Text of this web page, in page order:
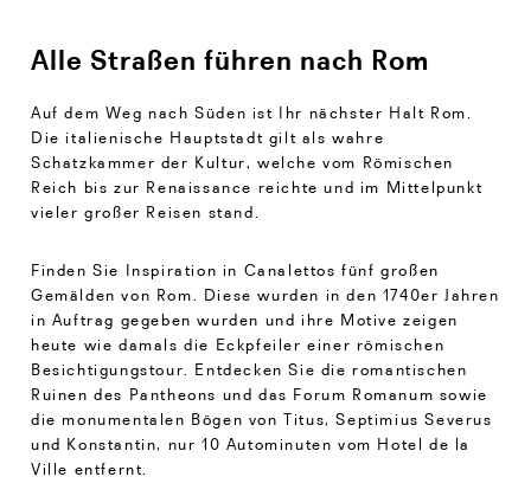
Alle Straßen führen nach Rom
Auf dem Weg nach Süden ist Ihr nächster Halt Rom.
Die italienische Hauptstadt gilt als wahre
Schatzkammer der Kultur, welche vom Römischen
Reich bis zur Renaissance reichte und im Mittelpunkt
vieler großer Reisen stand.
Finden Sie Inspiration in Canalettos fünf großen
Gemälden von Rom. Diese wurden in den 1740er Jahren
in Auftrag gegeben wurden und ihre Motive zeigen
heute wie damals die Eckpfeiler einer römischen
Besichtigungstour. Entdecken Sie die romantischen
Ruinen des Pantheons und das Forum Romanum sowie
die monumentalen Bögen von Titus, Septimius Severus
und Konstantin, nur 10 Autominuten vom Hotel de la
Ville entfernt.